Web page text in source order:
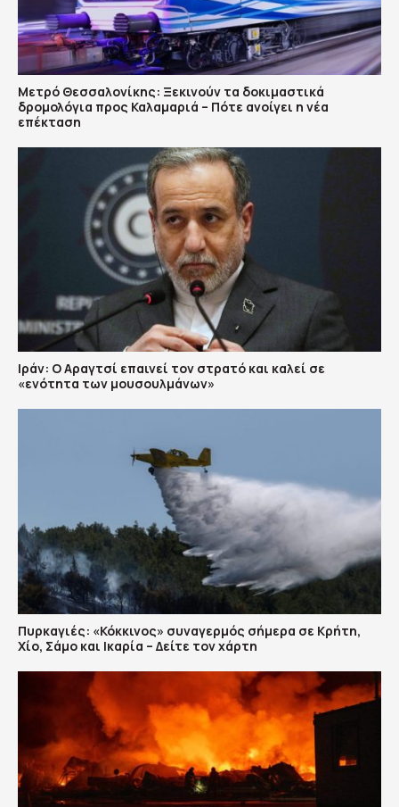
Μετρό Θεσσαλονίκης: Ξεκινούν τα δοκιμαστικά
δρομολόγια προς Καλαμαριά – Πότε ανοίγει η νέα
επέκταση
Ιράν: Ο Αραγτσί επαινεί τον στρατό και καλεί σε
«ενότητα των μουσουλμάνων»
Πυρκαγιές: «Κόκκινος» συναγερμός σήμερα σε Κρήτη,
Χίο, Σάμο και Ικαρία – Δείτε τον χάρτη